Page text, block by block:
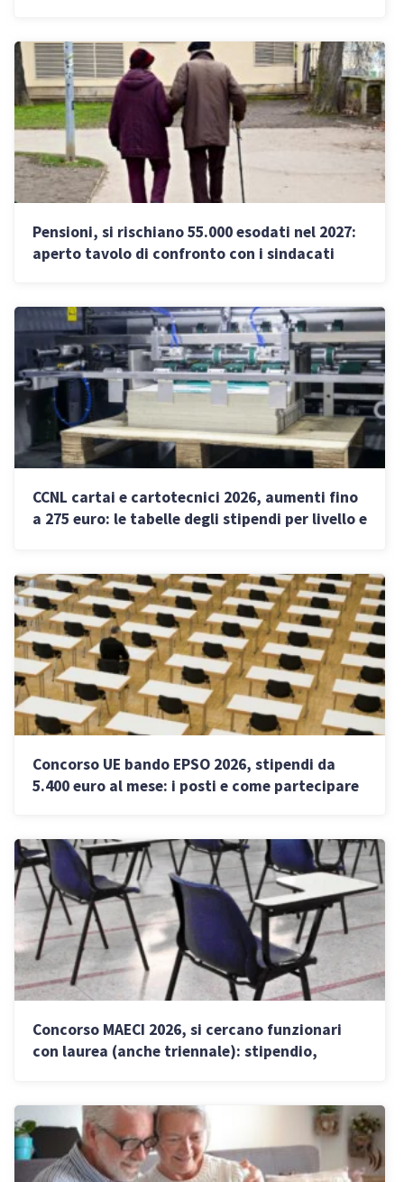
Pensioni, si rischiano 55.000 esodati nel 2027:
aperto tavolo di confronto con i sindacati
CCNL cartai e cartotecnici 2026, aumenti fino
a 275 euro: le tabelle degli stipendi per livello e
Concorso UE bando EPSO 2026, stipendi da
5.400 euro al mese: i posti e come partecipare
Concorso MAECI 2026, si cercano funzionari
con laurea (anche triennale): stipendio,